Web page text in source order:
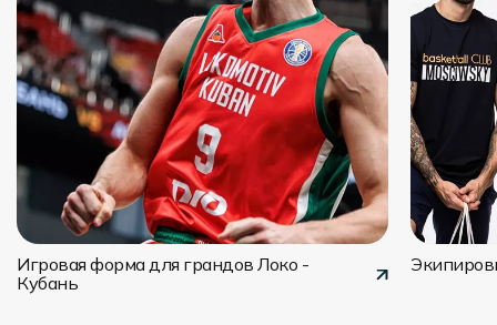
Игровая форма для грандов Локо -
Кубань